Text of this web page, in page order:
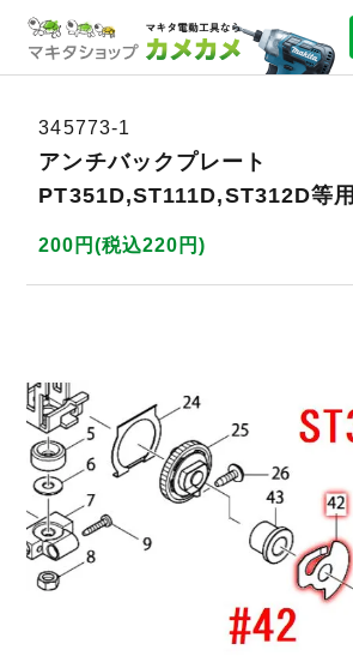
CART MENU
345773-1
アンチバックプレート
PT351D,ST111D,ST312D等用
200円(税込220円)